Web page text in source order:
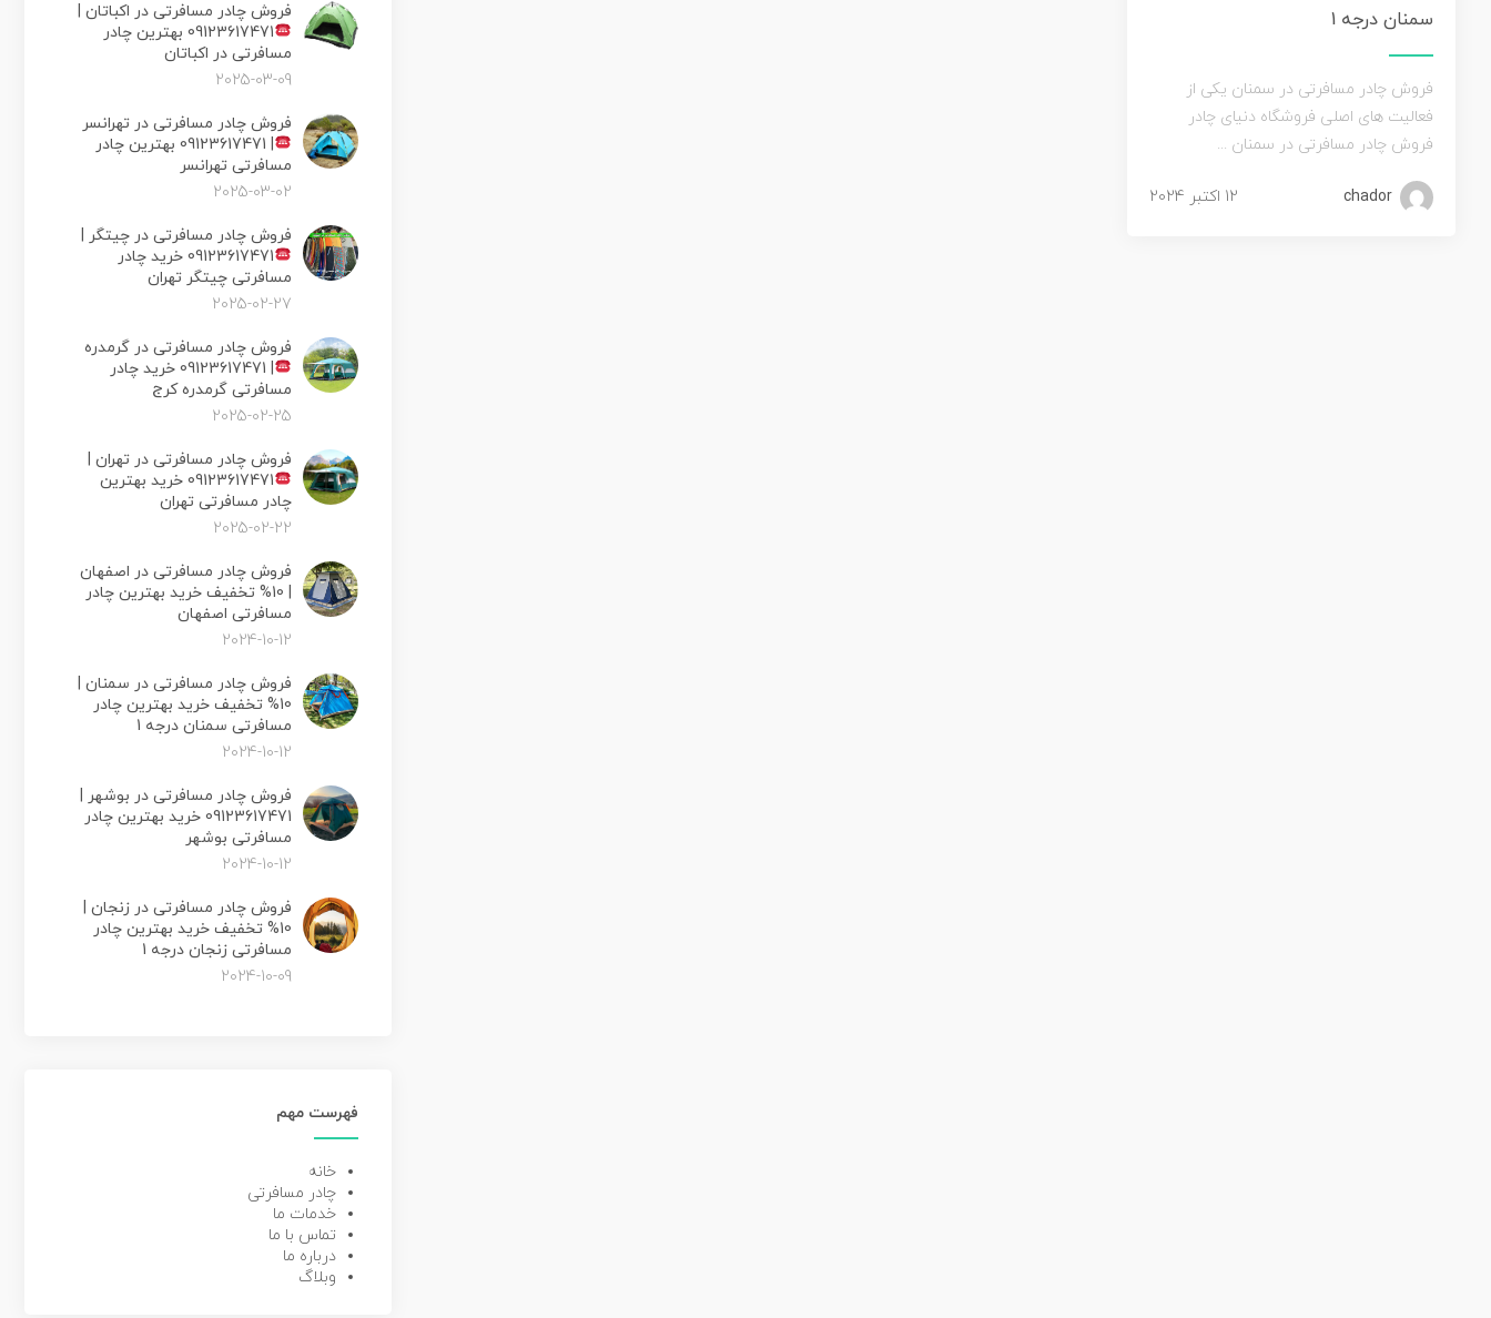
سمنان درجه 1
فروش چادر مسافرتی در سمنان یکی از
فعالیت های اصلی فروشگاه دنیای چادر
فروش چادر مسافرتی در سمنان ...
chador 12 اکتبر 2024
فروش چادر مسافرتی در اکباتان |
09123617471 بهترین چادر
مسافرتی در اکباتان
2025-03-09
فروش چادر مسافرتی در تهرانسر
|
09123617471 بهترین چادر
مسافرتی تهرانسر
2025-03-02
فروش چادر مسافرتی در چیتگر |
09123617471 خرید چادر
مسافرتی چیتگر تهران
2025-02-27
فروش چادر مسافرتی در گرمدره
|
09123617471 خرید چادر
مسافرتی گرمدره کرج
2025-02-25
فروش چادر مسافرتی در تهران |
09123617471 خرید بهترین
چادر مسافرتی تهران
2025-02-22
فروش چادر مسافرتی در اصفهان
| 10% تخفیف خرید بهترین چادر
مسافرتی اصفهان
2024-10-12
فروش چادر مسافرتی در سمنان |
10% تخفیف خرید بهترین چادر
مسافرتی سمنان درجه 1
2024-10-12
فروش چادر مسافرتی در بوشهر |
09123617471 خرید بهترین چادر
مسافرتی بوشهر
2024-10-12
فروش چادر مسافرتی در زنجان |
10% تخفیف خرید بهترین چادر
مسافرتی زنجان درجه 1
2024-10-09
فهرست مهم
خانه
چادر مسافرتی
خدمات ما
تماس با ما
درباره ما
وبلاگ